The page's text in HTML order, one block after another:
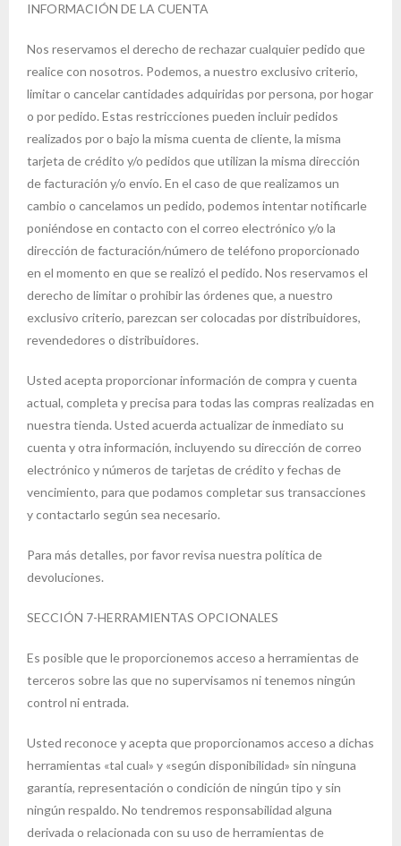
INFORMACIÓN DE LA CUENTA
Nos reservamos el derecho de rechazar cualquier pedido que
realice con nosotros. Podemos, a nuestro exclusivo criterio,
limitar o cancelar cantidades adquiridas por persona, por hogar
o por pedido. Estas restricciones pueden incluir pedidos
realizados por o bajo la misma cuenta de cliente, la misma
tarjeta de crédito y/o pedidos que utilizan la misma dirección
de facturación y/o envío. En el caso de que realizamos un
cambio o cancelamos un pedido, podemos intentar notificarle
poniéndose en contacto con el correo electrónico y/o la
dirección de facturación/número de teléfono proporcionado
en el momento en que se realizó el pedido. Nos reservamos el
derecho de limitar o prohibir las órdenes que, a nuestro
exclusivo criterio, parezcan ser colocadas por distribuidores,
revendedores o distribuidores.
Usted acepta proporcionar información de compra y cuenta
actual, completa y precisa para todas las compras realizadas en
nuestra tienda. Usted acuerda actualizar de inmediato su
cuenta y otra información, incluyendo su dirección de correo
electrónico y números de tarjetas de crédito y fechas de
vencimiento, para que podamos completar sus transacciones
y contactarlo según sea necesario.
Para más detalles, por favor revisa nuestra política de
devoluciones.
SECCIÓN 7-HERRAMIENTAS OPCIONALES
Es posible que le proporcionemos acceso a herramientas de
terceros sobre las que no supervisamos ni tenemos ningún
control ni entrada.
Usted reconoce y acepta que proporcionamos acceso a dichas
herramientas «tal cual» y «según disponibilidad» sin ninguna
garantía, representación o condición de ningún tipo y sin
ningún respaldo. No tendremos responsabilidad alguna
derivada o relacionada con su uso de herramientas de